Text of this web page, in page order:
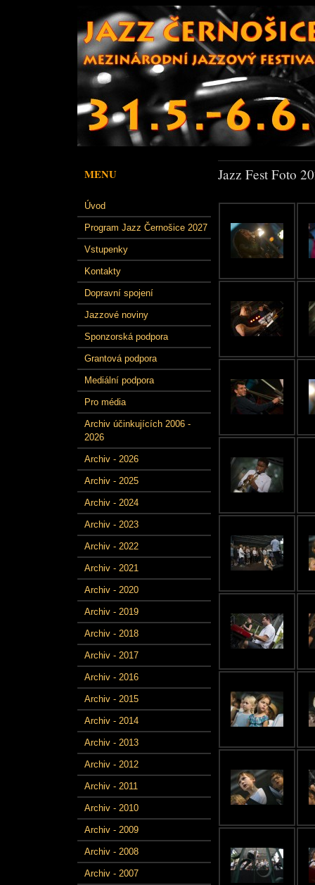
MENU
Úvod
Program Jazz Černošice 2027
Vstupenky
Kontakty
Dopravní spojení
Jazzové noviny
Sponzorská podpora
Grantová podpora
Mediální podpora
Pro média
Archiv účinkujících 2006 -
2026
Archiv - 2026
Archiv - 2025
Archiv - 2024
Archiv - 2023
Archiv - 2022
Archiv - 2021
Archiv - 2020
Archiv - 2019
Archiv - 2018
Archiv - 2017
Archiv - 2016
Archiv - 2015
Archiv - 2014
Archiv - 2013
Archiv - 2012
Archiv - 2011
Archiv - 2010
Archiv - 2009
Archiv - 2008
Archiv - 2007
Jazz Fest Foto